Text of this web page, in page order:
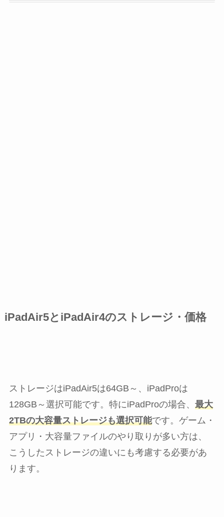
iPadAir5とiPadAir4のストレージ・価格
ストレージはiPadAir5は64GB～、iPadProは
128GB～選択可能です。特にiPadProの場合、 最大
2TBの大容量ストレージも選択可能です。ゲーム・
アプリ・大容量ファイルのやり取りが多い方は、
こうしたストレージの違いにも考慮する必要があ
ります。